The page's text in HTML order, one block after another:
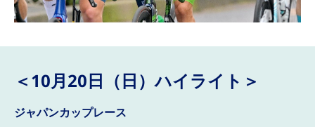
＜10月20日（日）ハイライト＞
ジャパンカップレース